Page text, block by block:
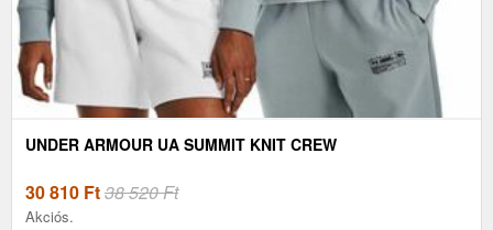
UNDER ARMOUR UA SUMMIT KNIT CREW
30 810 Ft38 520 Ft
Akciós.